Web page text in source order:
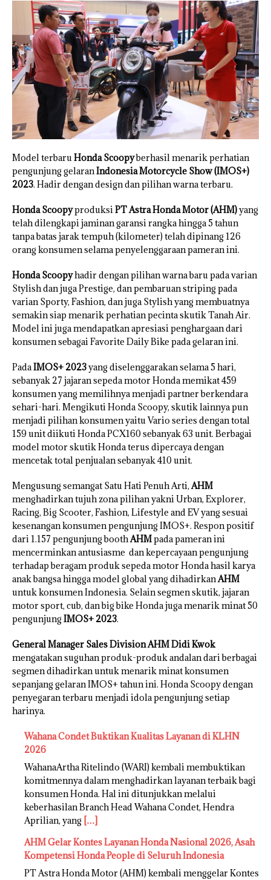
Model terbaruHonda Scoopyberhasil menarik perhatian
pengunjung gelaranIndonesia Motorcycle Show (IMOS+)
2023. Hadir dengan design dan pilihan warna terbaru.
Honda ScoopyproduksiPT Astra Honda Motor (AHM)yang
telah dilengkapi jaminan garansi rangka hingga 5 tahun
tanpa batas jarak tempuh (kilometer) telah dipinang 126
orang konsumen selama penyelenggaraan pameran ini.
Honda Scoopyhadir dengan pilihan warna baru pada varian
Stylish dan juga Prestige, dan pembaruan striping pada
varian Sporty, Fashion, dan juga Stylish yang membuatnya
semakin siap menarik perhatian pecinta skutik Tanah Air.
Model ini juga mendapatkan apresiasi penghargaan dari
konsumen sebagai Favorite Daily Bike pada gelaran ini.
PadaIMOS+ 2023yang diselenggarakan selama 5 hari,
sebanyak 27 jajaran sepeda motor Honda memikat 459
konsumen yang memilihnya menjadi partner berkendara
sehari-hari. Mengikuti Honda Scoopy, skutik lainnya pun
menjadi pilihan konsumen yaitu Vario series dengan total
159 unit diikuti Honda PCX160 sebanyak 63 unit. Berbagai
model motor skutik Honda terus dipercaya dengan
mencetak total penjualan sebanyak 410 unit.
Mengusung semangat Satu Hati Penuh Arti,AHM
menghadirkan tujuh zona pilihan yakni Urban, Explorer,
Racing, Big Scooter, Fashion, Lifestyle and EV yang sesuai
kesenangan konsumen pengunjung IMOS+. Respon positif
dari 1.157 pengunjung boothAHMpada pameran ini
mencerminkan antusiasme dan kepercayaan pengunjung
terhadap beragam produk sepeda motor Honda hasil karya
anak bangsa hingga model global yang dihadirkanAHM
untuk konsumen Indonesia. Selain segmen skutik, jajaran
motor sport, cub, dan big bike Honda juga menarik minat 50
pengunjungIMOS+ 2023.
General Manager Sales Division AHM Didi Kwok
mengatakan suguhan produk-produk andalan dari berbagai
segmen dihadirkan untuk menarik minat konsumen
sepanjang gelaran IMOS+ tahun ini. Honda Scoopy dengan
penyegaran terbaru menjadi idola pengunjung setiap
harinya.
Wahana Condet Buktikan Kualitas Layanan di KLHN
2026
WahanaArtha Ritelindo (WARI) kembali membuktikan
komitmennya dalam menghadirkan layanan terbaik bagi
konsumen Honda. Hal ini ditunjukkan melalui
keberhasilan Branch Head Wahana Condet, Hendra
Aprilian, yang […]
AHM Gelar Kontes Layanan Honda Nasional 2026, Asah
Kompetensi Honda People di Seluruh Indonesia
PT Astra Honda Motor (AHM) kembali menggelar Kontes